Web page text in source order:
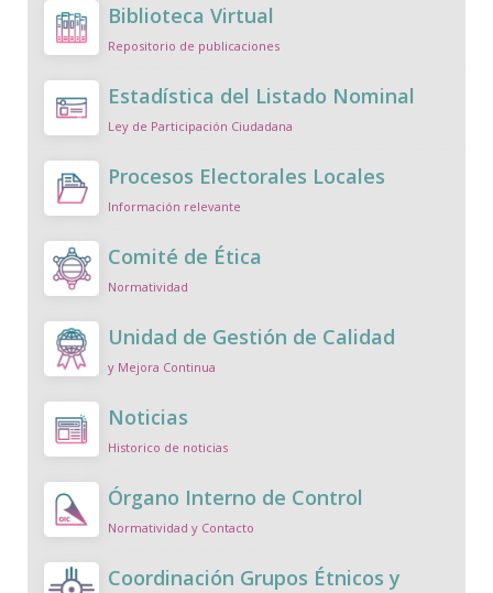
Biblioteca Virtual
Repositorio de publicaciones
Estadística del Listado Nominal
Ley de Participación Ciudadana
Procesos Electorales Locales
Información relevante
Comité de Ética
Normatividad
Unidad de Gestión de Calidad
y Mejora Continua
Noticias
Historico de noticias
Órgano Interno de Control
Normatividad y Contacto
Coordinación Grupos Étnicos y